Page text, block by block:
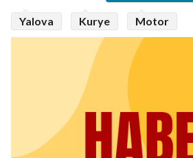
Yalova Kurye Motor